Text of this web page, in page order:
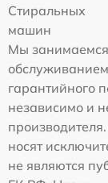
Стиральных
машин
Мы
гарантийного
независимо и
носят
не являются